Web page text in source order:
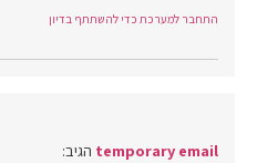
התחבר למערכת כדי להשתתף בדיון
temporary email הגיב: